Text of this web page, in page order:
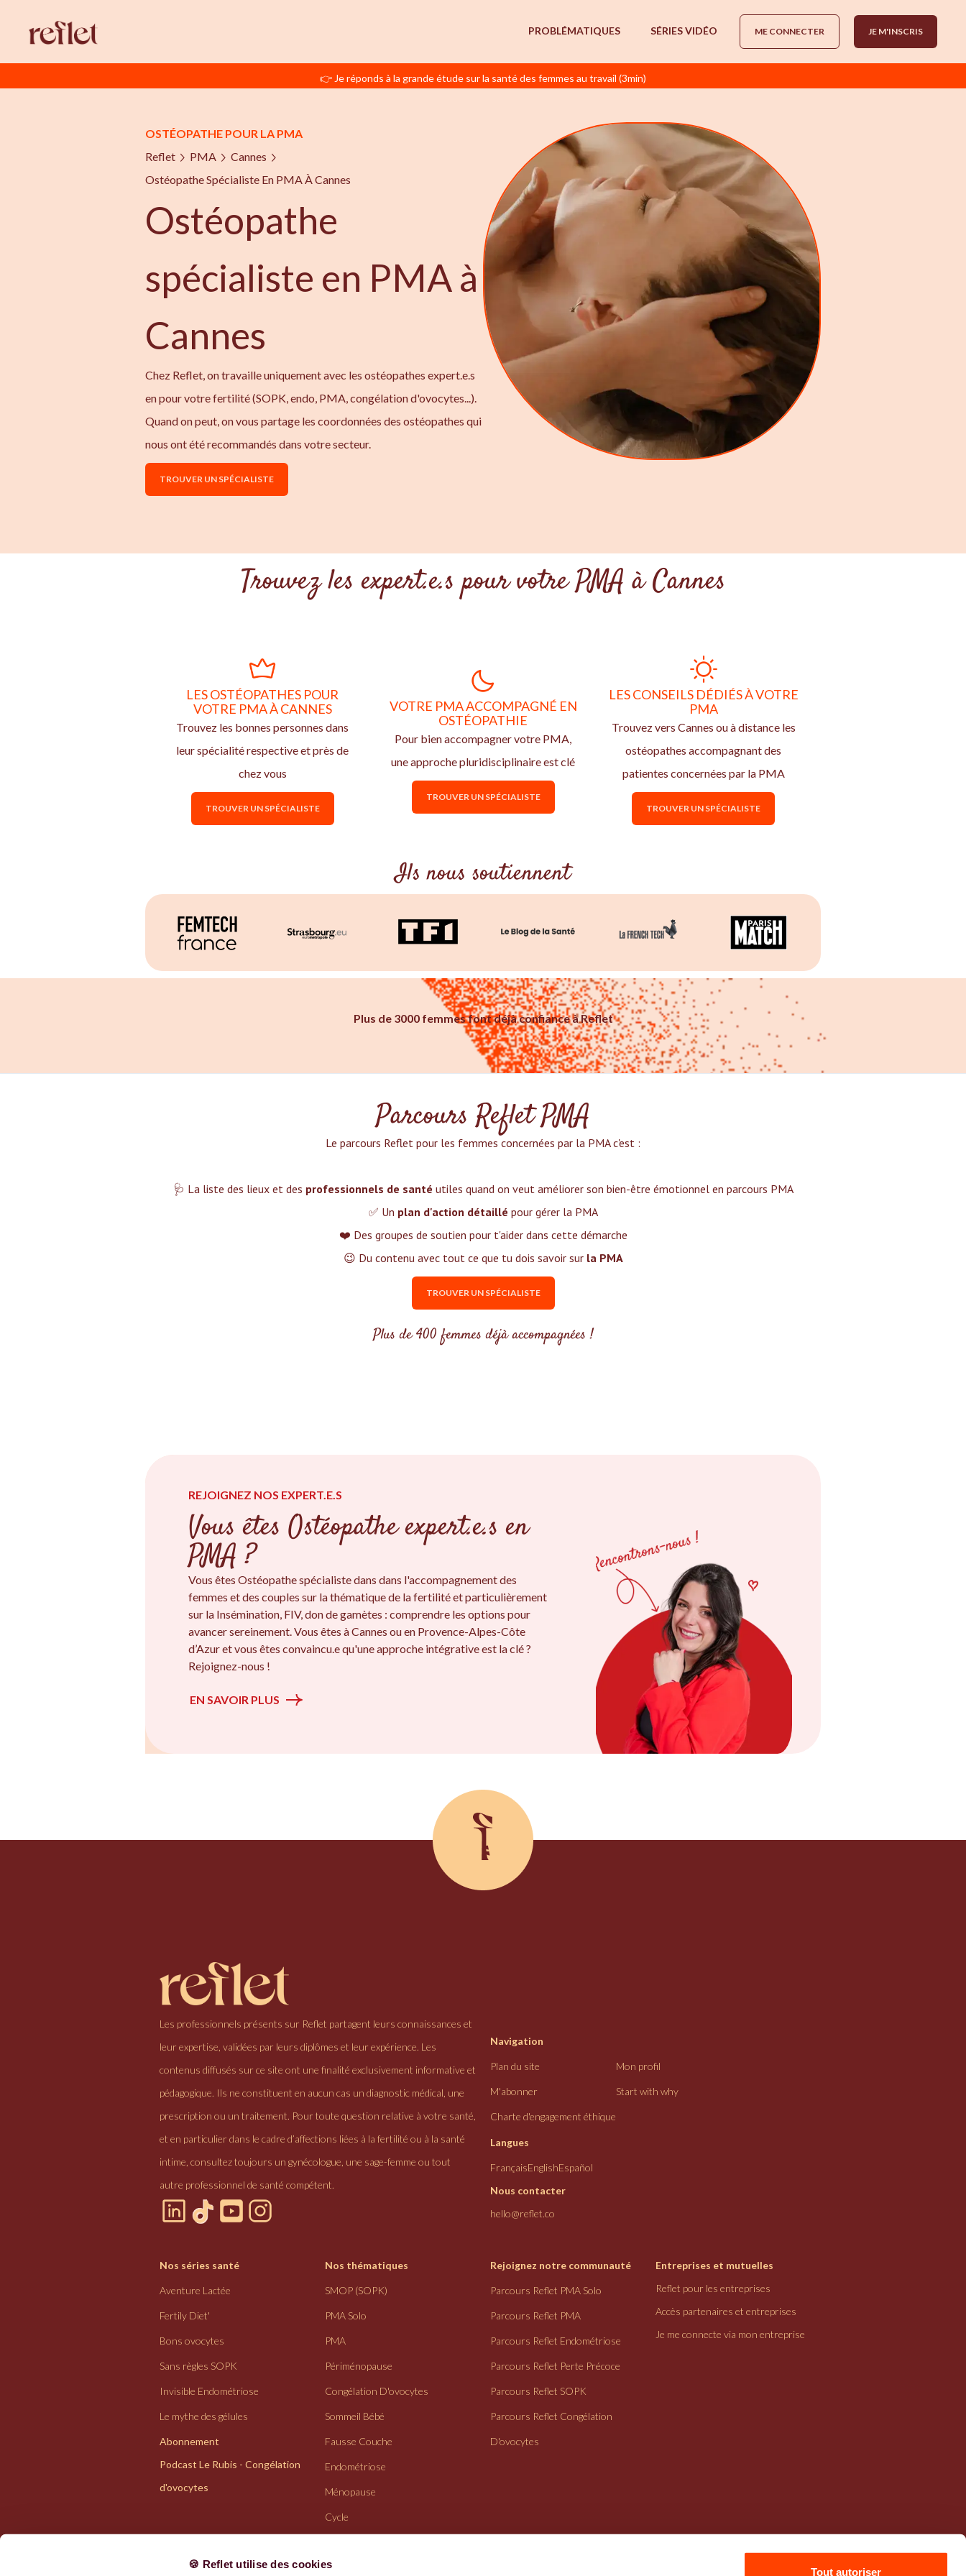
🍪 Reflet utilise des cookies
Tout autoriser
PROBLÉMATIQUES SÉRIES VIDÉO ME CONNECTER JE M'INSCRIS
👉 Je réponds à la grande étude sur la santé des femmes au travail (3min)
OSTÉOPATHE POUR LA PMA
Reflet
PMA
Cannes
Ostéopathe Spécialiste En PMA À Cannes
Ostéopathe
spécialiste en PMA à
Cannes
Chez Reflet, on travaille uniquement avec les ostéopathes expert.e.s
en pour votre fertilité (SOPK, endo, PMA, congélation d'ovocytes...).
Quand on peut, on vous partage les coordonnées des ostéopathes qui
nous ont été recommandés dans votre secteur.
TROUVER UN SPÉCIALISTE
Trouvez les expert.e.s pour votre PMA à Cannes
LES OSTÉOPATHES POUR
VOTRE PMA À CANNES
Trouvez les bonnes personnes dans
leur spécialité respective et près de
chez vous
TROUVER UN SPÉCIALISTE
VOTRE PMA ACCOMPAGNÉ EN
OSTÉOPATHIE
Pour bien accompagner votre PMA,
une approche pluridisciplinaire est clé
TROUVER UN SPÉCIALISTE
LES CONSEILS DÉDIÉS À VOTRE
PMA
Trouvez vers Cannes ou à distance les
ostéopathes accompagnant des
patientes concernées par la PMA
TROUVER UN SPÉCIALISTE
Ils nous soutiennent
Plus de 3000 femmes font déjà confiance à Reflet
Parcours Reflet PMA
Le parcours Reflet pour les femmes concernées par la PMA c'est :‍
🩺 La liste des lieux et des professionnels de santé utiles quand on veut améliorer son bien-être émotionnel en parcours PMA
✅ Un plan d'action détaillé pour gérer la PMA
❤️ Des groupes de soutien pour t'aider dans cette démarche
😉 Du contenu avec tout ce que tu dois savoir sur la PMA
TROUVER UN SPÉCIALISTE
Plus de 400 femmes déjà accompagnées !
REJOIGNEZ NOS EXPERT.E.S
Vous êtes Ostéopathe expert.e.s en
PMA ?
Vous êtes Ostéopathe spécialiste dans dans l'accompagnement des
femmes et des couples sur la thématique de la fertilité et particulièrement
sur la Insémination, FIV, don de gamètes : comprendre les options pour
avancer sereinement. Vous êtes à Cannes ou en Provence-Alpes-Côte
d’Azur et vous êtes convaincu.e qu'une approche intégrative est la clé ?
Rejoignez-nous !
EN SAVOIR PLUS
Les professionnels présents sur Reflet partagent leurs connaissances et
leur expertise, validées par leurs diplômes et leur expérience. Les
contenus diffusés sur ce site ont une finalité exclusivement informative et
pédagogique. Ils ne constituent en aucun cas un diagnostic médical, une
prescription ou un traitement. Pour toute question relative à votre santé,
et en particulier dans le cadre d’affections liées à la fertilité ou à la santé
intime, consultez toujours un gynécologue, une sage-femme ou tout
autre professionnel de santé compétent.
Navigation
Plan du site Mon profil
M'abonner Start with why
Charte d'engagement éthique
Langues
FrançaisEnglishEspañol
Nous contacter
hello@reflet.co
Nos séries santé
Aventure Lactée
Fertily Diet'
Bons ovocytes
Sans règles SOPK
Invisible Endométriose
Le mythe des gélules
Abonnement
Podcast Le Rubis - Congélation
d'ovocytes
Nos thématiques
SMOP (SOPK)
PMA Solo
PMA
Périménopause
Congélation D'ovocytes
Sommeil Bébé
Fausse Couche
Endométriose
Ménopause
Cycle
Rejoignez notre communauté
Parcours Reflet PMA Solo
Parcours Reflet PMA
Parcours Reflet Endométriose
Parcours Reflet Perte Précoce
Parcours Reflet SOPK
Parcours Reflet Congélation
D'ovocytes
Entreprises et mutuelles
Reflet pour les entreprises
Accès partenaires et entreprises
Je me connecte via mon entreprise